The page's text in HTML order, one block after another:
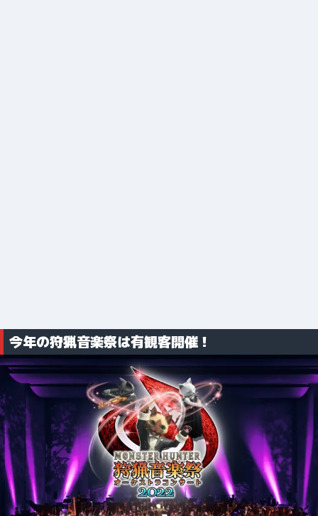
今年の狩猟音楽祭は有観客開催！